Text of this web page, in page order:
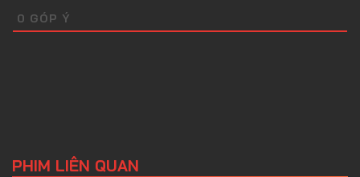
0 GÓP Ý
PHIM LIÊN QUAN